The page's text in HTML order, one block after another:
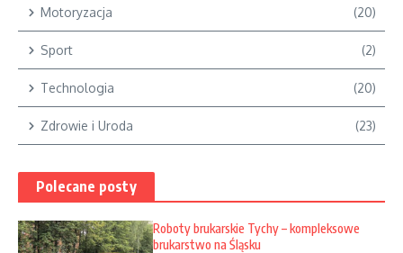
Motoryzacja (20)
Sport (2)
Technologia (20)
Zdrowie i Uroda (23)
Polecane posty
Roboty brukarskie Tychy – kompleksowe
brukarstwo na Śląsku